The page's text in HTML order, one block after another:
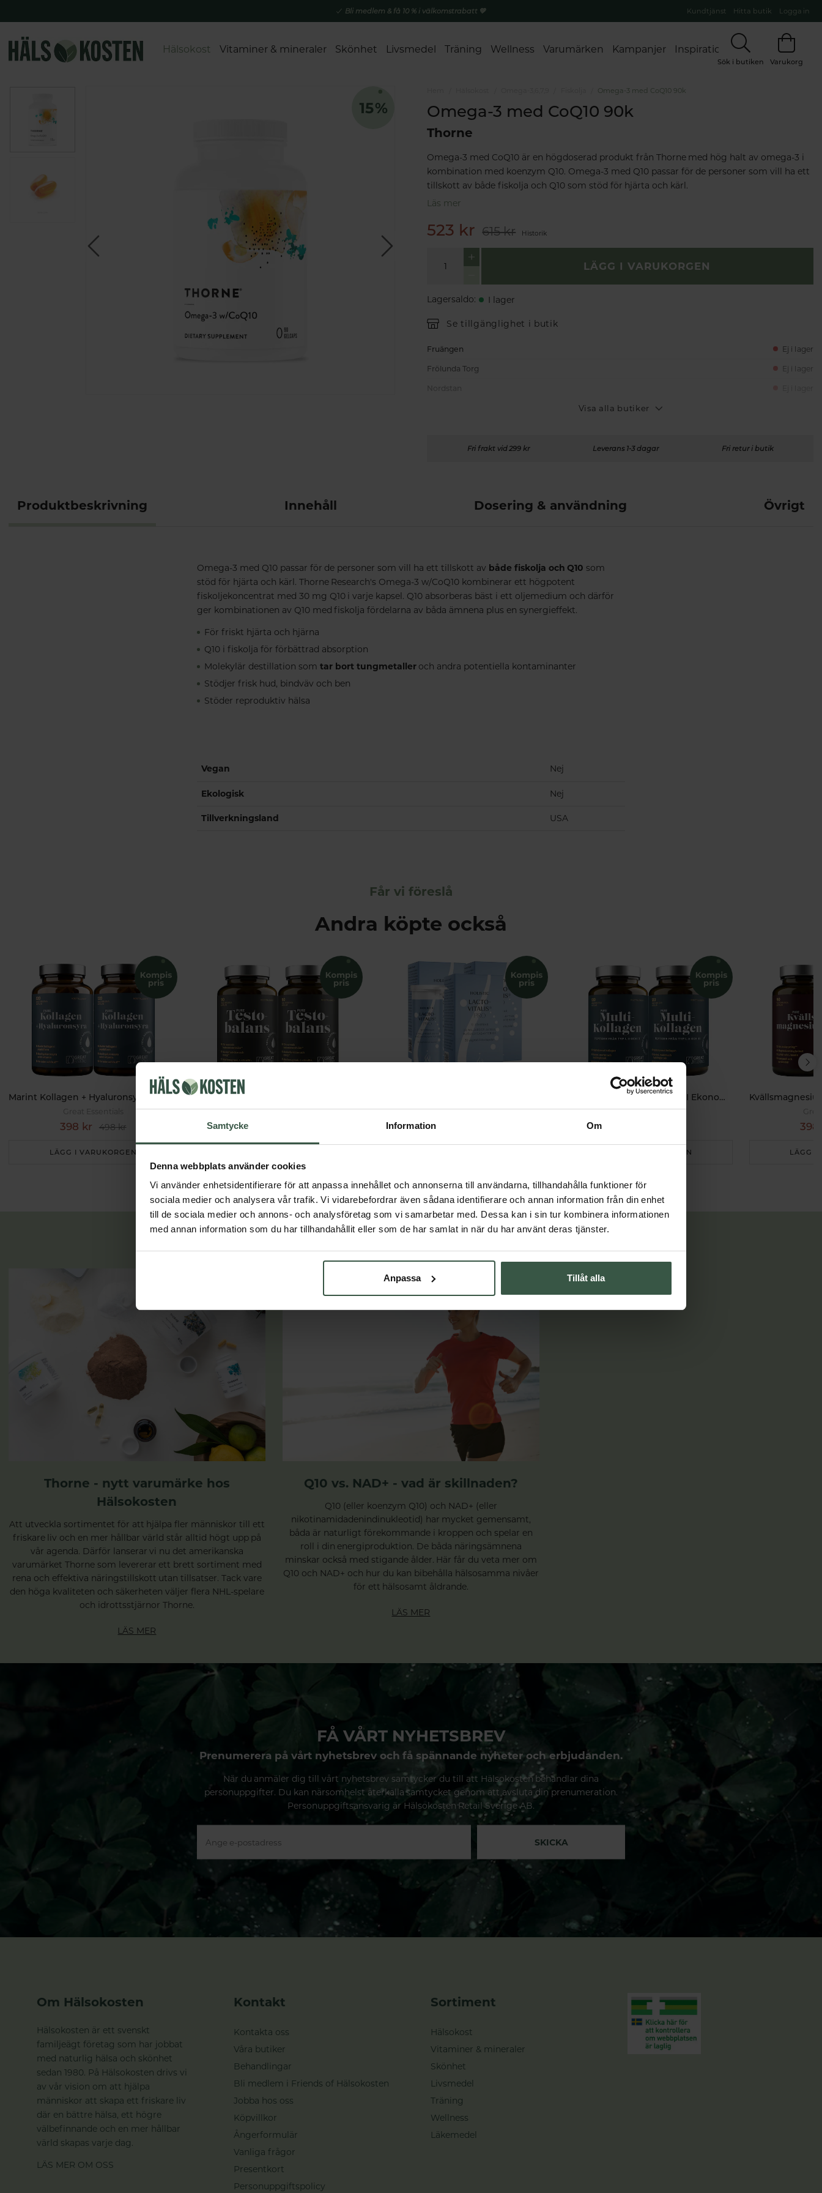
Samtycke Information Om
Denna webbplats använder cookies
Vi använder enhetsidentifierare för att anpassa innehållet och annonserna till användarna, tillhandahålla funktioner för
sociala medier och analysera vår trafik. Vi vidarebefordrar även sådana identifierare och annan information från din enhet
till de sociala medier och annons- och analysföretag som vi samarbetar med. Dessa kan i sin tur kombinera informationen
med annan information som du har tillhandahållit eller som de har samlat in när du har använt deras tjänster.
Anpassa Tillåt alla
Bli medlem & få 10 % i välkomstrabatt 💚 Kundtjänst Hitta butik Logga in
Hälsokost Vitaminer & mineraler Skönhet Livsmedel Träning Wellness Varumärken Kampanjer Inspiration
Sök i butiken Varukorg
Omega-3 med CoQ10 90k
Omega-3 med CoQ10 90k
Thorne
Omega-3 med CoQ10 är en högdoserad produkt från Thorne med hög halt av omega-3 i
kombination med koenzym Q10. Omega-3 med Q10 passar för de personer som vill ha ett
tillskott av både fiskolja och Q10 som stöd för hjärta och kärl.
Läs mer
523 kr 615 kr Historik
LÄGG I VARUKORGEN
Lagersaldo: I lager
Se tillgänglighet i butik
Fruängen Ej i lager
Frölunda Torg Ej i lager
Visa alla butiker
Fri frakt vid 299 kr Leverans 1-3 dagar Fri retur i butik
Produktbeskrivning Innehåll Dosering & användning Övrigt
Omega-3 med Q10 passar för de personer som vill ha ett tillskott av både fiskolja och Q10 som
stöd för hjärta och kärl. Thorne Research's Omega-3 w/CoQ10 kombinerar ett högpotent
fiskoljekoncentrat med 30 mg Q10 i varje kapsel. Q10 absorberas bäst i ett oljemedium och därför
ger kombinationen av Q10 med fiskolja fördelarna av båda ämnena plus en synergieffekt.
För friskt hjärta och hjärna
Q10 i fiskolja för förbättrad absorption
Molekylär destillation som tar bort tungmetalleroch andra potentiella kontaminanter
Stödjer frisk hud, bindväv och ben
Stöder reproduktiv hälsa
Vegan Nej
Ekologisk Nej
Tillverkningsland USA
Får vi föreslå
Andra köpte också
Marint Kollagen + Hyaluronsyra Ekonomipack 2x120k
Great Essentials
398 kr 498 kr
LÄGG I VARUKORGEN
Testobalans Ekonomipack 2x90k
Great Essentials
498 kr
Holistic
579 kr
Multi Kollagenpeptider I II III Ekonomipack 2x120k
Great Essentials
LÄGG I VARUKORGEN
398
LÄGG I
Thorne - nytt varumärke hos
Hälsokosten
Att utveckla sortimentet för att hjälpa fler människor till ett
friskare liv och en mer hållbar värld står alltid högt upp på
vår agenda. Därför lanserar vi nu det amerikanska
varumärket Thorne som levererar ett brett sortiment med
rena och effektiva näringstillskott utan tillsatser. Tack vare
den höga kvaliteten och säkerheten väljer flera NHL-spelare
och idrottsstjärnor Thorne.
LÄS MER
Q10 vs. NAD+ - vad är skillnaden?
Q10 (eller koenzym Q10) och NAD+ (eller
nikotinamidadenindinukleotid) har mycket gemensamt,
båda är naturligt förekommande i kroppen och spelar en
roll i din energiproduktion. De båda näringsämnena
minskar också med stigande ålder. Här får du veta mer om
Q10 och NAD+ och hur du kan bibehålla hälsosamma nivåer
för ett hälsosamt åldrande.
LÄS MER
FÅ VÅRT NYHETSBREV
Prenumerera på vårt nyhetsbrev och få spännande nyheter och erbjudanden.
När du anmäler dig till vårt nyhetsbrev samtycker du till att Hälsokosten behandlar dina
personuppgifter. Du kan närsomhelst återkalla samtycket genom att avsluta din prenumeration.
Personuppgiftsansvarig är Hälsokosten Retail Sverige AB.
SKICKA
Om Hälsokosten
Hälsokosten är ett svenskt
familjeägt företag som har jobbat
med naturlig hälsa och skönhet
sedan 1980. På Hälsokosten drivs vi
av vår vision om att hjälpa
människor att skapa ett friskare liv
där en bättre hälsa, ett högre
välbefinnande och en mer hållbar
värld skapas varje dag.
LÄS MER OM OSS
Kontakt
Kontakta oss
Våra butiker
Behandlingar
Bli medlem i Friends of Hälsokosten
Jobba hos oss
Köpvillkor
Ångerformulär
Vanliga frågor
Presentkort
Personuppgiftspolicy
Sortiment
Hälsokost
Vitaminer & mineraler
Skönhet
Livsmedel
Träning
Wellness
Läkemedel